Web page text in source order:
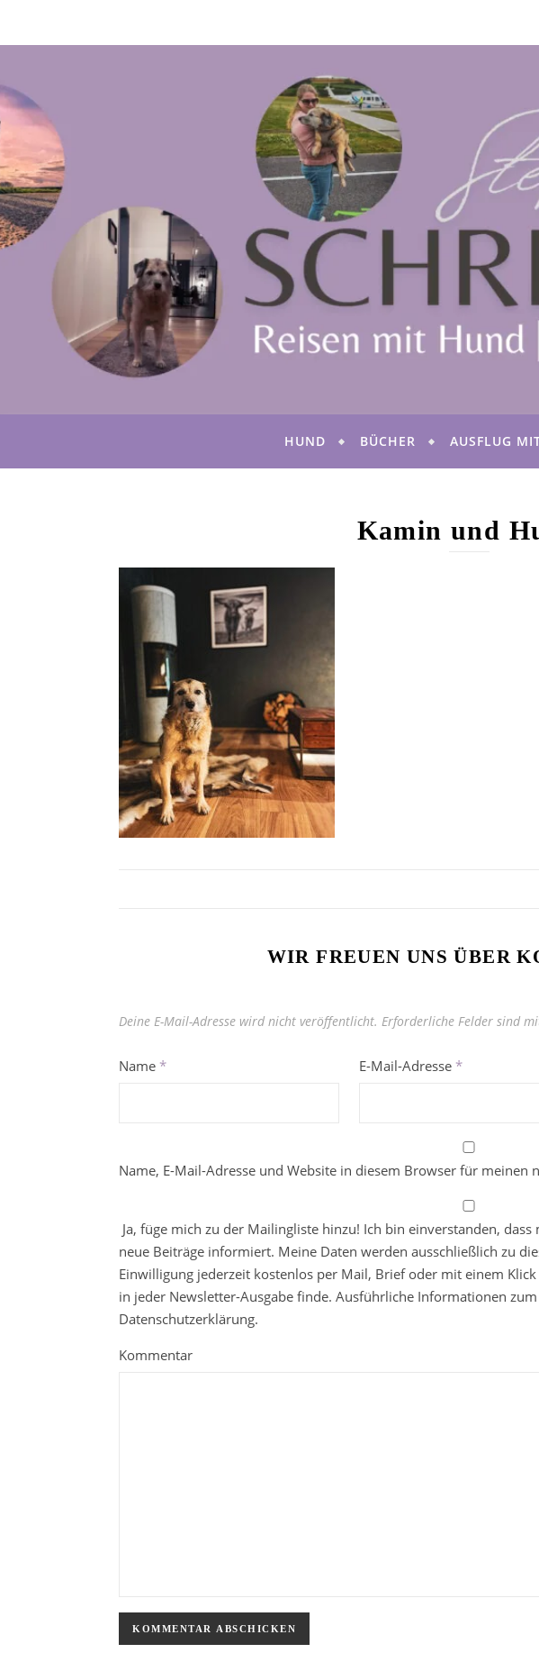
HUND BÜCHER AUSFLUG
Kamin und
WIR FREUEN UNS ÜBER
Deine E-Mail-Adresse wird nicht veröffentlicht. Erforderliche Felder sind
Name * E-Mail-Adresse *
Name, E-Mail-Adresse und Website in diesem Browser für meinen
Ja, füge mich zu der Mailingliste hinzu! Ich bin einverstanden,
neue Beiträge informiert. Meine Daten werden ausschließlich zu
Einwilligung jederzeit kostenlos per Mail, Brief oder mit einem
in jeder Newsletter-Ausgabe finde. Ausführliche Informationen
Datenschutzerklärung.
Kommentar